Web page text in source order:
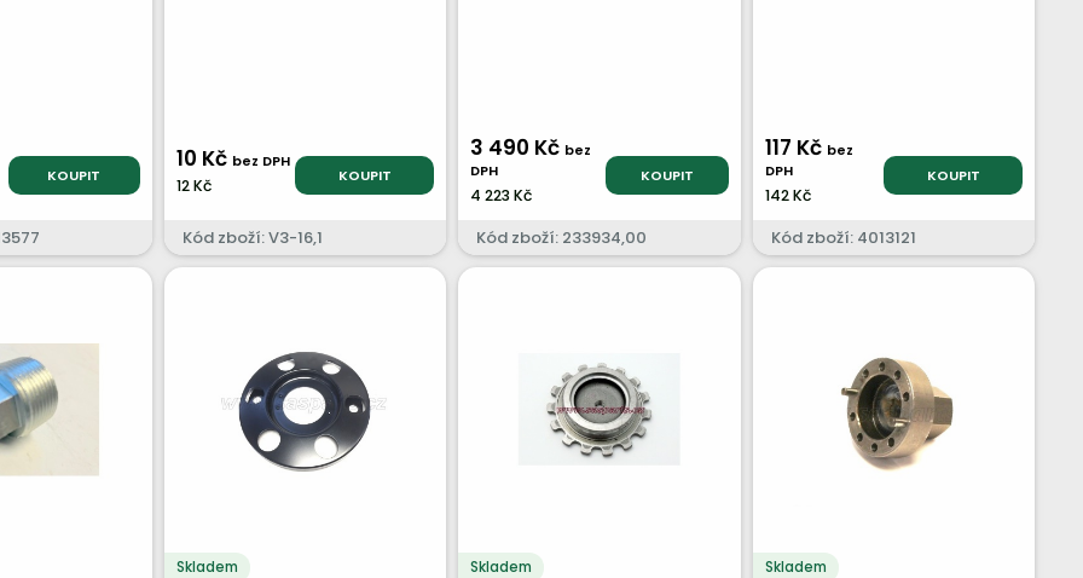
KOUPIT
10 Kč bez DPH
12 Kč KOUPIT
Kód zboží: V3-16,1
3 490 Kč bez
DPH
4 223 Kč
KOUPIT
Kód zboží: 233934,00
117 Kč bez
DPH
142 Kč
KOUPIT
Kód zboží: 4013121
Skladem Skladem Skladem